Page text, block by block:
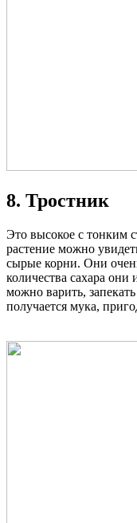
8. Тростник
Это высокое с тонким
растение можно
сырые корни. Они
количества сахара
можно варить,
получается мука,